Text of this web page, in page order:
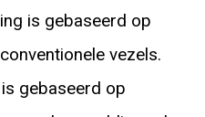
is gebaseerd op
vezels.
gebaseerd op